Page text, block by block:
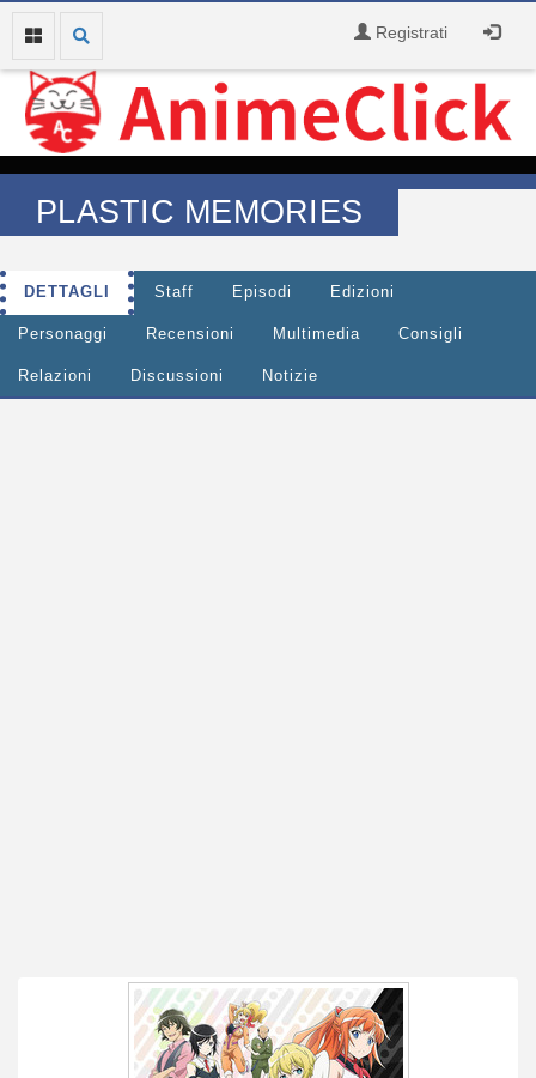
Registrati
PLASTIC MEMORIES
DETTAGLI Staff Episodi Edizioni
Personaggi Recensioni Multimedia Consigli
Relazioni Discussioni Notizie